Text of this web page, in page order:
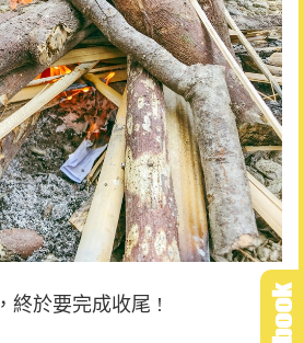
終於要完成收尾 !